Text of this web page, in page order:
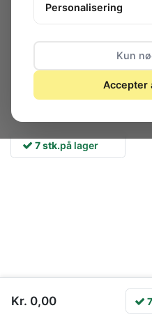
7 stk.på lager
Kr. 0,00
Flere produkter
Personalisering
Kun
Accepter